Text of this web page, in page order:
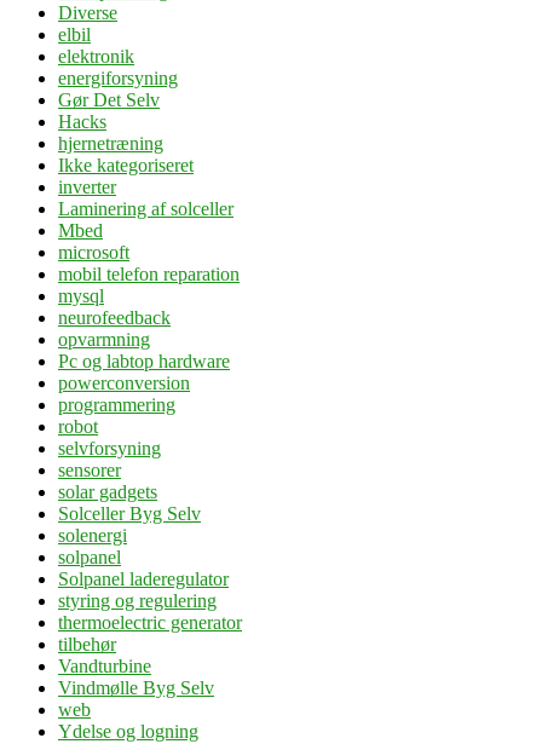
Diverse
elbil
elektronik
energiforsyning
Gør Det Selv
Hacks
hjernetræning
Ikke kategoriseret
inverter
Laminering af solceller
Mbed
microsoft
mobil telefon reparation
mysql
neurofeedback
opvarmning
Pc og labtop hardware
powerconversion
programmering
robot
selvforsyning
sensorer
solar gadgets
Solceller Byg Selv
solenergi
solpanel
Solpanel laderegulator
styring og regulering
thermoelectric generator
tilbehør
Vandturbine
Vindmølle Byg Selv
web
Ydelse og logning